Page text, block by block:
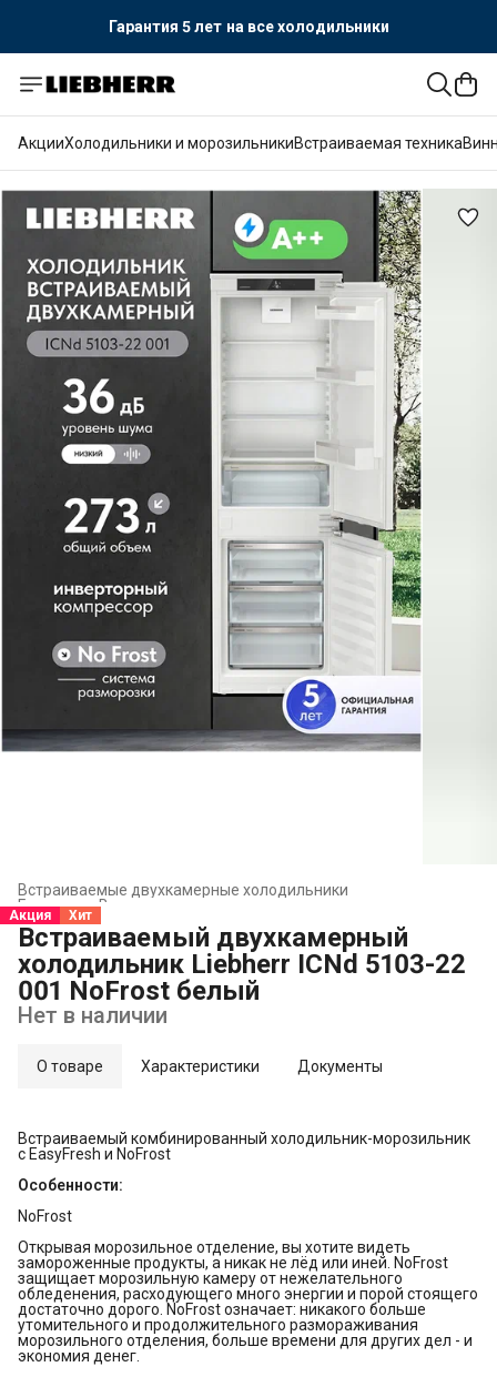
Гарантия 5 лет на все холодильники
Официальный поставщик LIEBHERR
на все холодильники
АкцииХолодильники и морозильникиВстраиваемая техника
Встраиваемые двухкамерные холодильники
Встраиваемая техника
Главная ›
Акция Хит
Встраиваемый двухкамерный
холодильник Liebherr ICNd 5103-22
001 NoFrost белый
Нет в наличии
О товаре Характеристики Документы
Встраиваемый комбинированный холодильник-морозильник
с EasyFresh и NoFrost
Особенности:
NoFrost
Открывая морозильное отделение, вы хотите видеть
замороженные продукты, а никак не лёд или иней. NoFrost
защищает морозильную камеру от нежелательного
обледенения, расходующего много энергии и порой стоящего
достаточно дорого. NoFrost означает: никакого больше
утомительного и продолжительного размораживания
морозильного отделения, больше времени для других дел - и
экономия денег.